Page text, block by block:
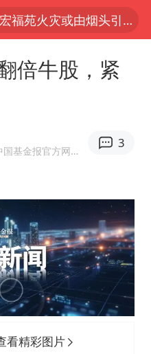
香港宏福苑火灾或由烟头引起
云南一地村民过火把节意外灼伤16人
出新病毒意味着什么
今年第二强台风将带来多大影响
强风雨时段已锁定
美股创4月份以来最大单周涨幅
白海豚登陆点缩圈
倍牛股，紧
·中国基金报官方网易号
3
看精彩图片